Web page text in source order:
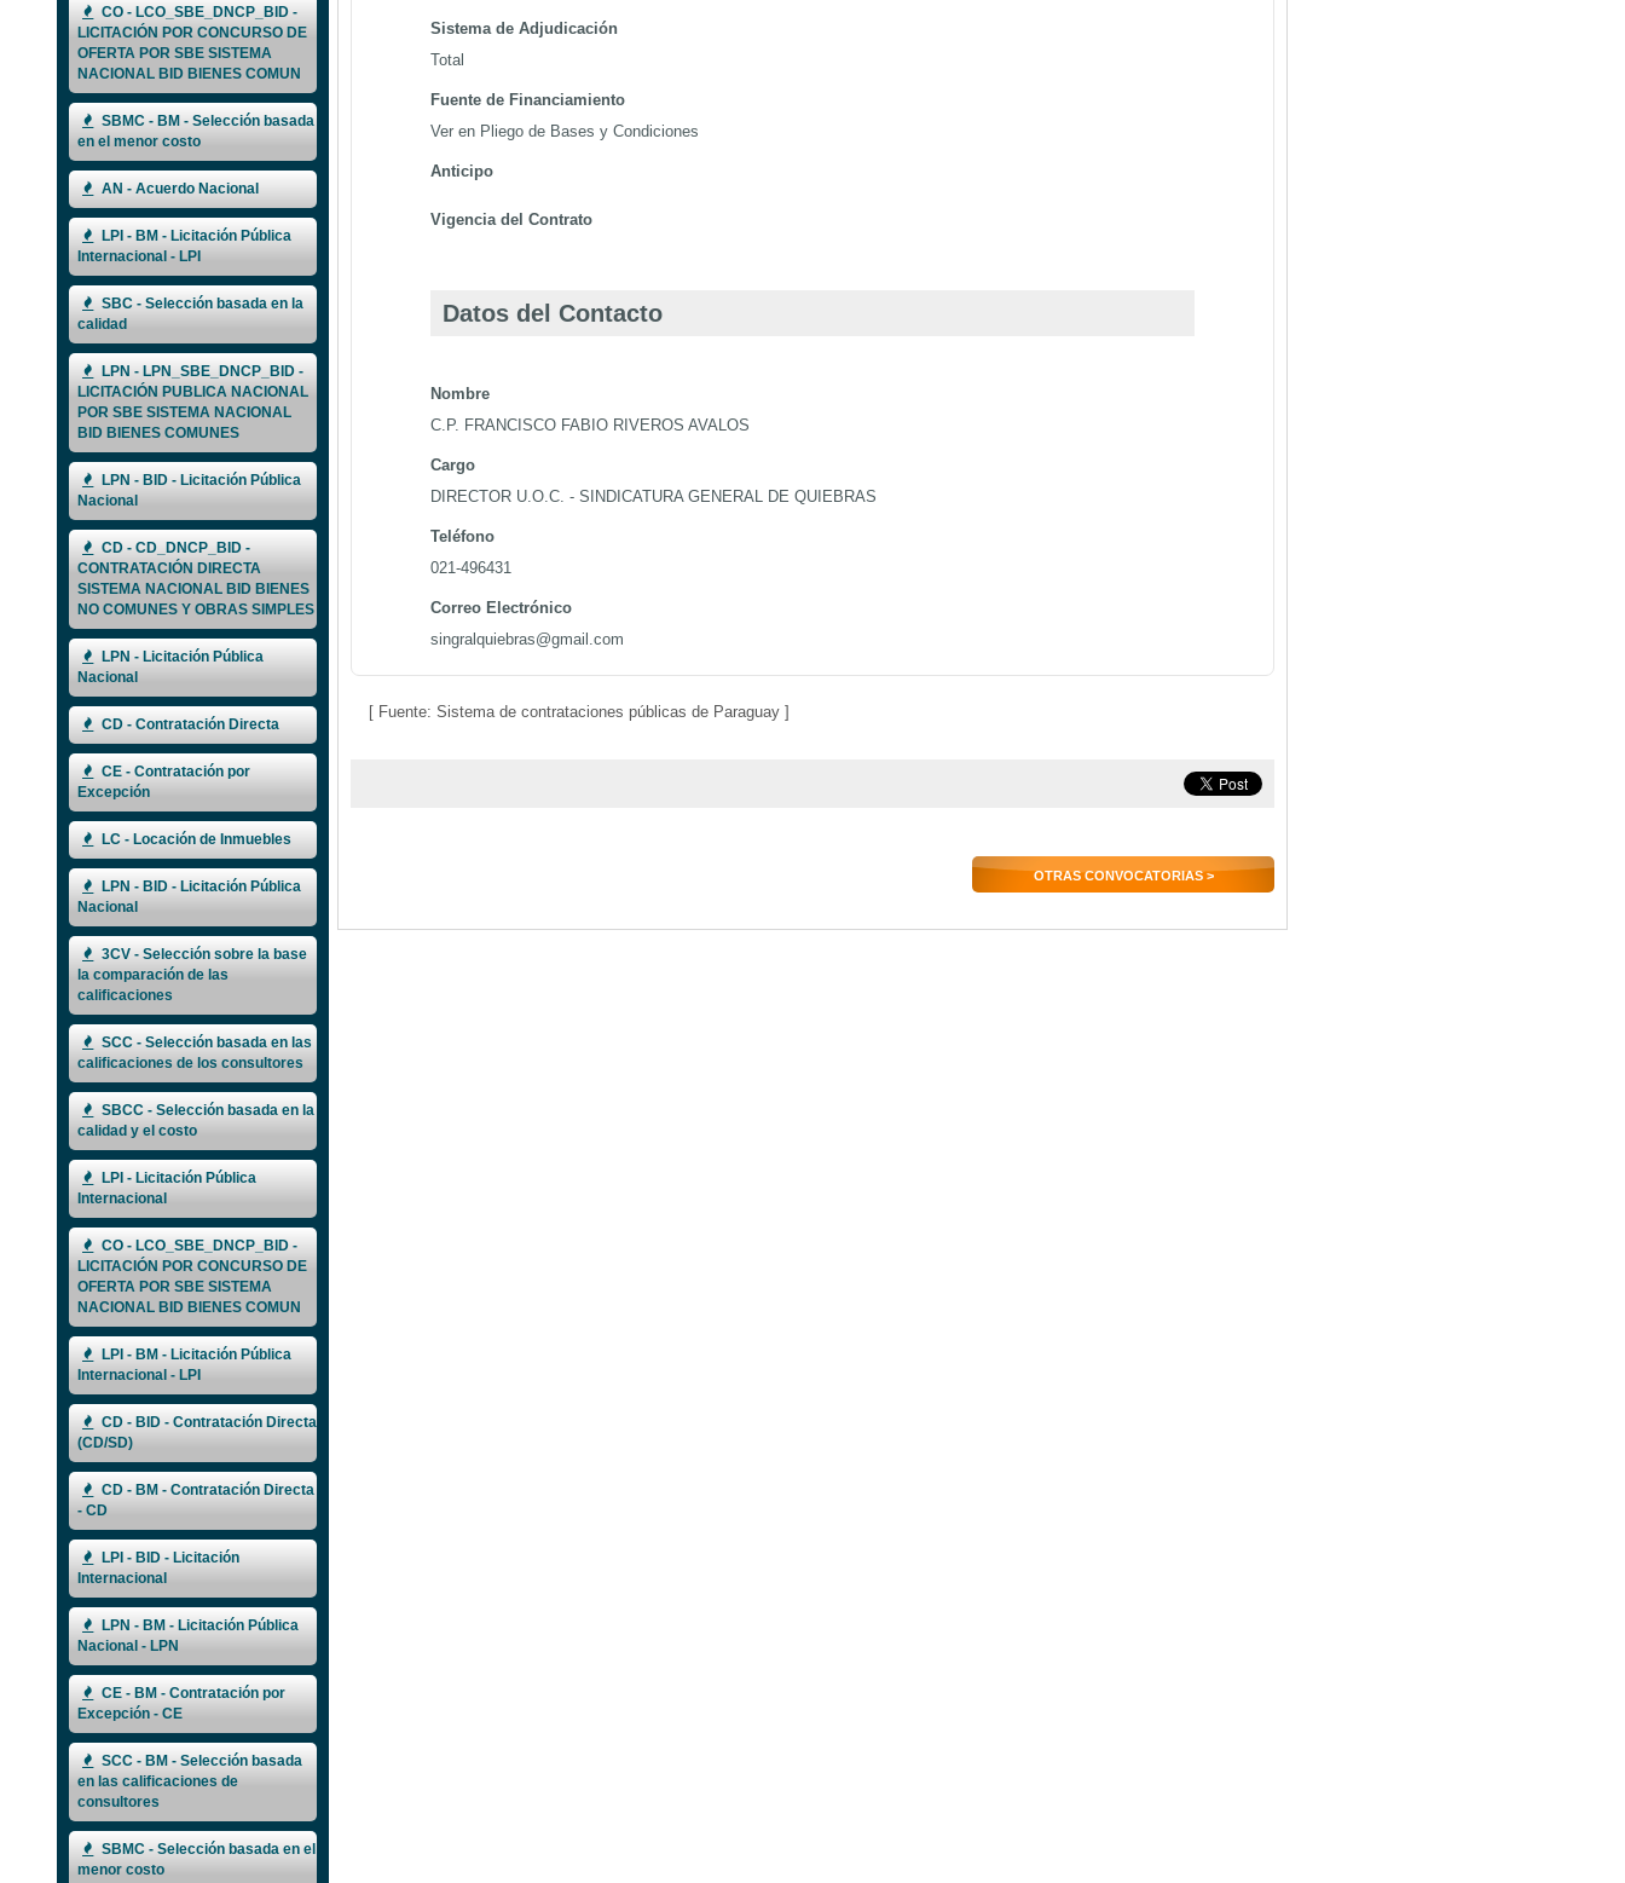
CO - LCO_SBE_DNCP_BID -
LICITACIÓN POR CONCURSO DE
OFERTA POR SBE SISTEMA
NACIONAL BID BIENES COMUN
SBMC - BM - Selección basada
en el menor costo
AN - Acuerdo Nacional
LPI - BM - Licitación Pública
Internacional - LPI
SBC - Selección basada en la
calidad
LPN - LPN_SBE_DNCP_BID -
LICITACIÓN PUBLICA NACIONAL
POR SBE SISTEMA NACIONAL
BID BIENES COMUNES
LPN - BID - Licitación Pública
Nacional
CD - CD_DNCP_BID -
CONTRATACIÓN DIRECTA
SISTEMA NACIONAL BID BIENES
NO COMUNES Y OBRAS SIMPLES
LPN - Licitación Pública
Nacional
CD - Contratación Directa
CE - Contratación por
Excepción
LC - Locación de Inmuebles
LPN - BID - Licitación Pública
Nacional
3CV - Selección sobre la base
la comparación de las
calificaciones
SCC - Selección basada en las
calificaciones de los consultores
SBCC - Selección basada en la
calidad y el costo
LPI - Licitación Pública
Internacional
CO - LCO_SBE_DNCP_BID -
LICITACIÓN POR CONCURSO DE
OFERTA POR SBE SISTEMA
NACIONAL BID BIENES COMUN
LPI - BM - Licitación Pública
Internacional - LPI
CD - BID - Contratación Directa
(CD/SD)
CD - BM - Contratación Directa
- CD
LPI - BID - Licitación
Internacional
LPN - BM - Licitación Pública
Nacional - LPN
CE - BM - Contratación por
Excepción - CE
SCC - BM - Selección basada
en las calificaciones de
consultores
SBMC - Selección basada en el
menor costo
Sistema de Adjudicación
Total
Fuente de Financiamiento
Ver en Pliego de Bases y Condiciones
Anticipo
Vigencia del Contrato
Datos del Contacto
Nombre
C.P. FRANCISCO FABIO RIVEROS AVALOS
Cargo
DIRECTOR U.O.C. - SINDICATURA GENERAL DE QUIEBRAS
Teléfono
021-496431
Correo Electrónico
singralquiebras@gmail.com
[ Fuente: Sistema de contrataciones públicas de Paraguay ]
OTRAS CONVOCATORIAS >